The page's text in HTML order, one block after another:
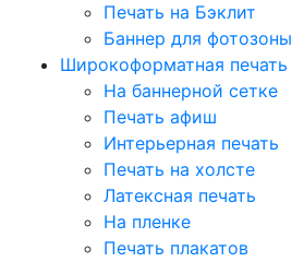
Печать на Бэклит
Баннер для фотозоны
Широкоформатная печать
На баннерной сетке
Печать афиш
Интерьерная печать
Печать на холсте
Латексная печать
На пленке
Печать плакатов